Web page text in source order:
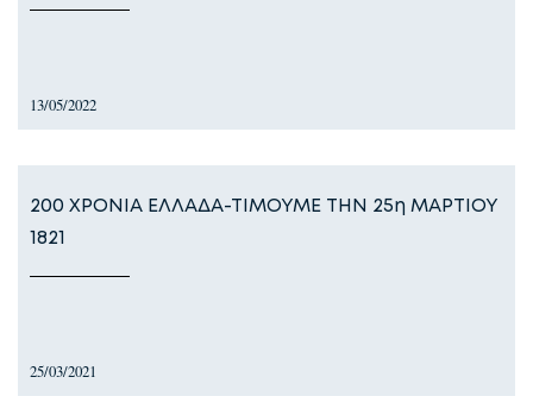
13/05/2022
200 ΧΡΟΝΙΑ ΕΛΛΑΔΑ-ΤΙΜΟΥΜΕ ΤΗΝ 25η ΜΑΡΤΙΟΥ
1821
25/03/2021